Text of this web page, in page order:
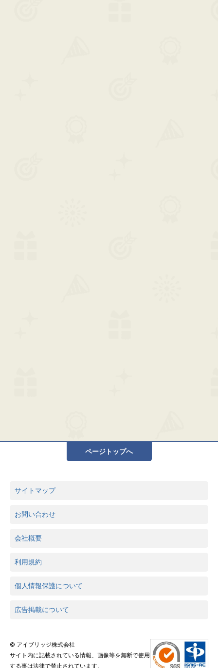
ページトップへ
サイトマップ
お問い合わせ
会社概要
利用規約
個人情報保護について
広告掲載について
© アイブリッジ株式会社
サイト内に記載されている情報、画像等を無断で使用
する事は法律で禁止されています。